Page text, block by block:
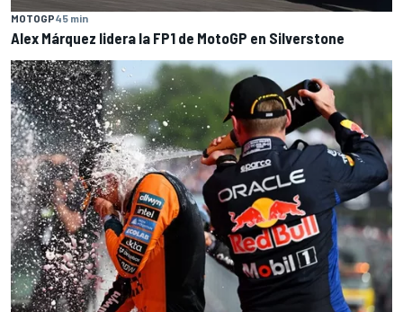
MOTOGP45 min
Alex Márquez lidera la FP1 de MotoGP en Silverstone